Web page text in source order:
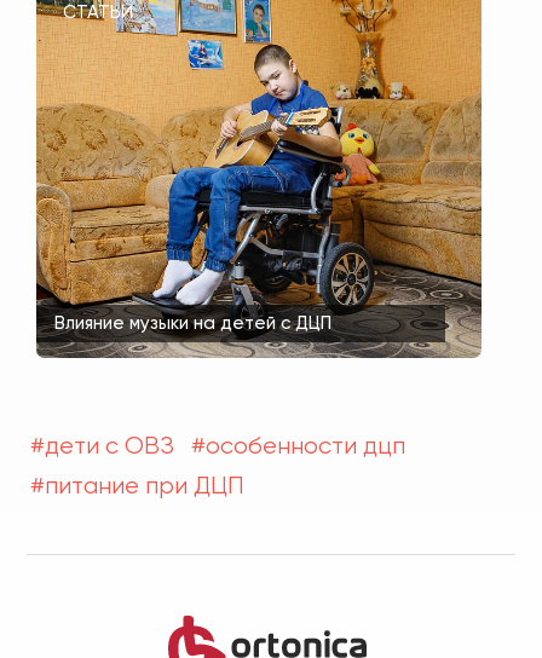
СТАТЬИ
Влияние музыки на детей с ДЦП
#дети с ОВЗ
#особенности дцп
#питание при ДЦП